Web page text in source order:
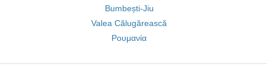
Bumbești-Jiu
Valea Călugărească
Ρουμανία